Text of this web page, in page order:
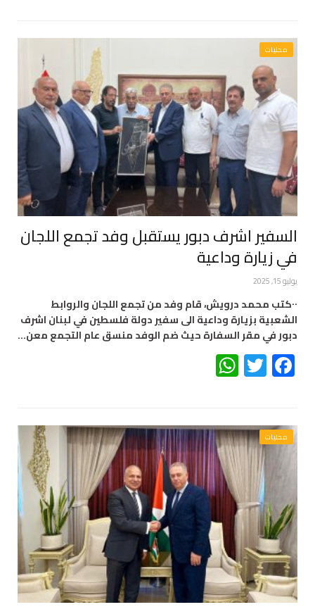
محليات
السفير اشرف دبور يستقبل وفد تجمع اللجان
في زيارة وداعية
يوليو 15, 2025
٠٠كتب محمد درويش، قام وفد من تجمع اللجان والروابط
الشعبية بزيارة وداعية الى سفير دولة فلسطين في لبنان اشرف
دبور في مقر السفارة حيث ضم الوفد منسق عام التجمع معن…
Facebook
Twitter
محليات